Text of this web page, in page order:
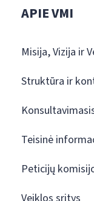
APIE VMI
Misija, Vizija ir
Struktūra ir
Teisinė
Peticijų